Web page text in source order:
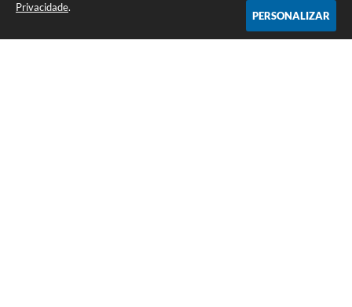
Privacidade.
PERSONALIZAR